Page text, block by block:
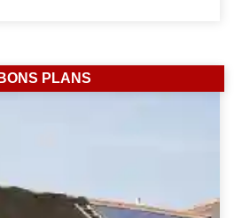
BONS PLANS